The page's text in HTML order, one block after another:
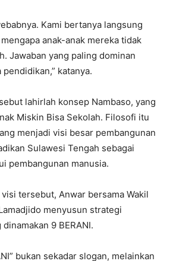
Kami bertanya langsung
anak-anak mereka tidak
Jawaban yang paling dominan
katanya.
lahirlah konsep Nambaso, yang
Miskin Bisa Sekolah. Filosofi itu
menjadi visi besar pembangunan
Sulawesi Tengah sebagai
pembangunan manusia.
tersebut, Anwar bersama Wakil
menyusun strategi
9 BERANI.
bukan sekadar slogan, melainkan